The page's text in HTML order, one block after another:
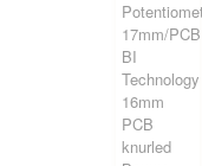
17mm/PCB
BI
Technology
16mm
PCB
knurled